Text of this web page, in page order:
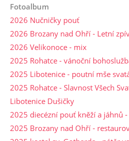
Fotoalbum
2026 Nučničky pouť
2026 Brozany nad Ohří - Letní
2026 Velikonoce - mix
2025 Rohatce - vánoční
2025 Libotenice - poutní mše
2025 Rohatce - Slavnost Všech
Libotenice Dušičky
2025 diecézní pouť kněží a jáhnů
2025 Brozany nad Ohří -